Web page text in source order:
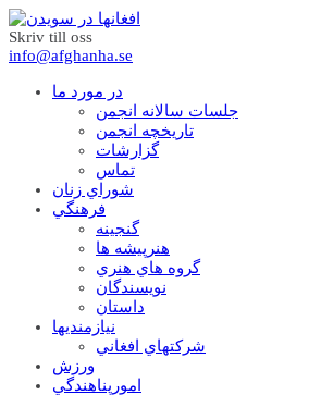
Skriv till oss
info@afghanha.se
در مورد ما
جلسات سالانه انجمن
تاریخچه انجمن
گزارشات
تماس
شوراي زنان
فرهنگي
گنجينه
هنرپيشه ها
گروه هاي هنري
نويسندگان
داستان
نيازمنديها
شرکتهاي افغاني
ورزش
امورپناهندگي